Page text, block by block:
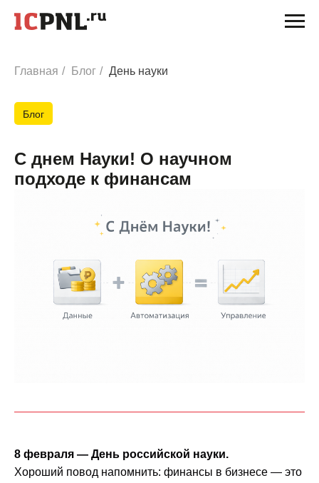
Главная / Блог / День науки
Блог
С днем Науки! О научном
подходе к финансам
8 февраля — День российской науки.
Хороший повод напомнить: финансы в бизнесе — это